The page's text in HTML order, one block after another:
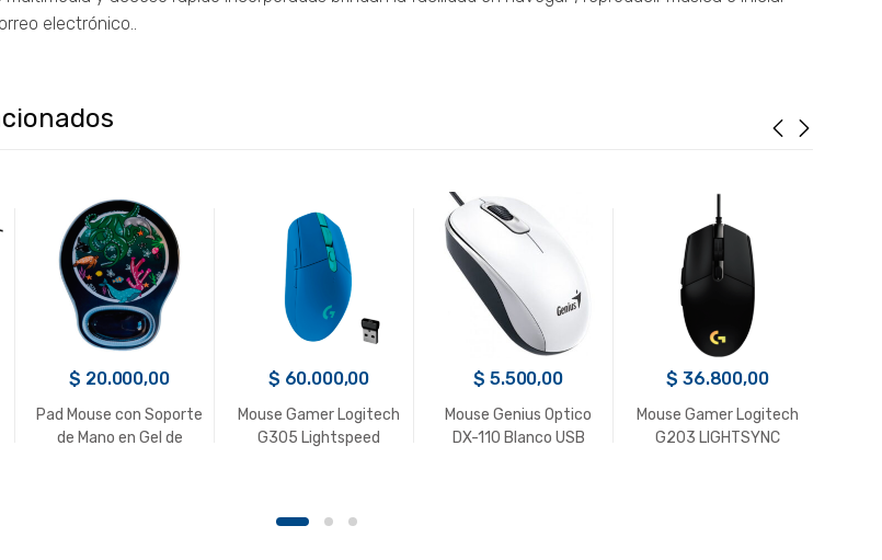
electrónico..
$ 20.000,00
Pad Mouse con Soporte
de Mano en Gel de
$ 60.000,00
Mouse Gamer Logitech
G305 Lightspeed
$ 5.500,00
Mouse Genius Optico
DX-110 Blanco USB
$ 36.800,00
Mouse Gamer Logitech
G203 LIGHTSYNC